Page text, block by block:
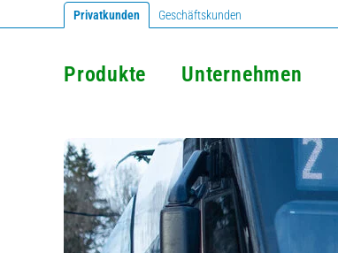
Privatkunden Geschäftskunden
Produkte Unternehmen